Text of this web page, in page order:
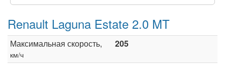
Renault Laguna Estate 2.0 MT
Максимальная скорость,
км/ч
205